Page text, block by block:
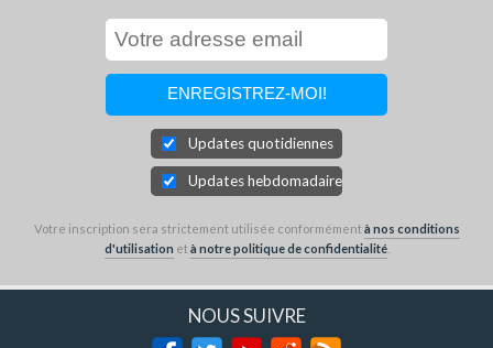
Updates quotidiennes
Updates hebdomadaires
Votre inscription sera strictement utilisée conformémentà nos conditions
d'utilisation età notre politique de confidentialité.
NOUS SUIVRE